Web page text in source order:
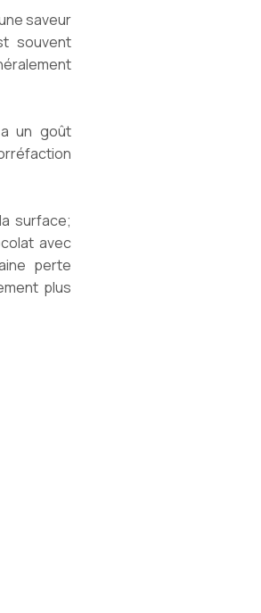
saveur
souvent
a un goût
surface;
avec
perte
plus